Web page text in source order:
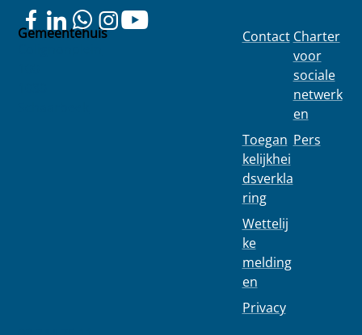
Gemeentehuis
Contact
Toegan
kelijkhei
dsverkla
ring
Wettelij
ke
melding
en
Privacy
Charter
voor
sociale
netwerk
en
Pers